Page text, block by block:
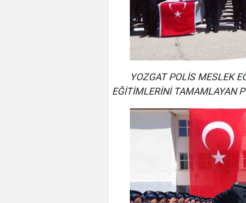
YOZGAT POLİS MESLEK
EĞİTİMLERİNİ TAMAMLAYAN